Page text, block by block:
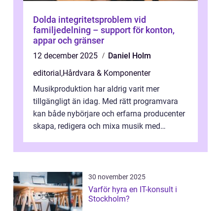
Dolda integritetsproblem vid
familjedelning – support för konton,
appar och gränser
12 december 2025
Daniel Holm
editorial,Hårdvara & Komponenter
Musikproduktion har aldrig varit mer
tillgängligt än idag. Med rätt programvara
kan både nybörjare och erfarna producenter
skapa, redigera och mixa musik med
30 november 2025
Varför hyra en IT-konsult i
Stockholm?